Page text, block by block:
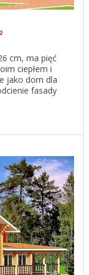
cm, ma pięć
ciepłem i
jako dom dla
fasady